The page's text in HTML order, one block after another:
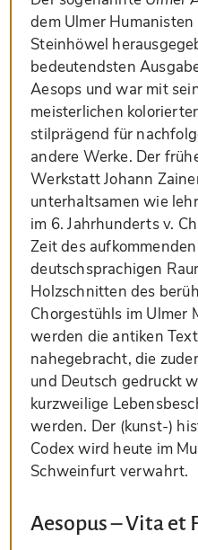
dem Ulmer
Steinhöwel
bedeutendsten
Aesops und war mit
meisterlichen
stilprägend für
andere Werke. Der
Werkstatt Johann
unterhaltsamen wie
im 6. Jahrhunderts v.
Zeit des
deutschsprachigen
Holzschnitten des
Chorgestühls im Ulmer
werden die antiken
nahegebracht, die
und Deutsch gedruckt
kurzweilige
werden. Der (kunst-)
Codex wird heute im
Schweinfurt verwahrt.
Aesopus – Vita et